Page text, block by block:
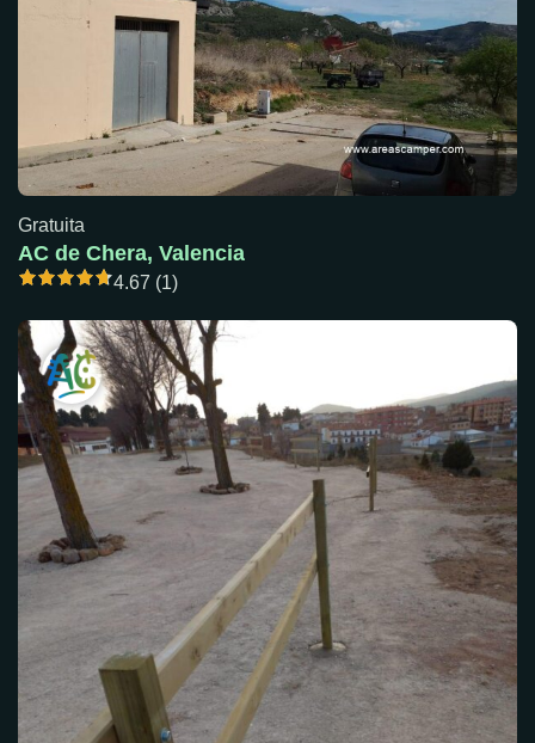
Gratuita
AC de Chera, Valencia
4.67 (1)